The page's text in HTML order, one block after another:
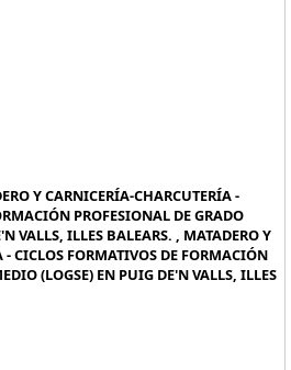
Y CARNICERÍA-CHARCUTERÍA -
PROFESIONAL DE GRADO
VALLS, ILLES BALEARS. , MATADERO Y
CICLOS FORMATIVOS DE FORMACIÓN
(LOGSE) EN PUIG DE'N VALLS, ILLES